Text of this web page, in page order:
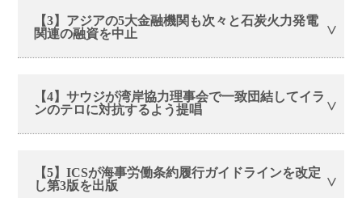
【3】アジアの5大金融機関も次々と石炭火力発電
関連の融資を中止
【4】サウジが湾岸協力理事会で一致団結してイラ
ンのテロに対抗するよう提唱
【5】ICSが海事労働条約履行ガイドラインを改定
し第3版を出版